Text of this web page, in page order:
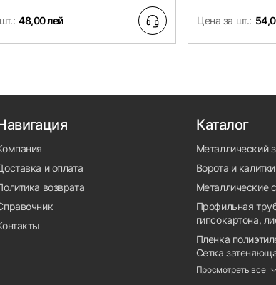
48,00 лей Цена за шт.:
и оплата
возврата
Каталог
Металлический
Ворота и калитки
Металлические
Профильная
гипсокартона,
Пленка
Сетка
Просмотреть все